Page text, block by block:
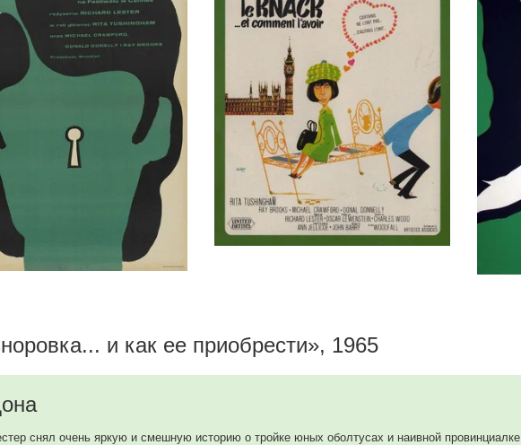
и как ее приобрести», 1965
снял очень яркую и смешную историю о тройке юных оболтусах и наивной